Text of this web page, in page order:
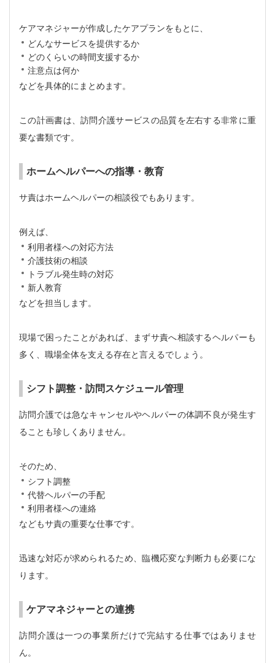
ケアマネジャーが作成したケアプランをもとに、
どんなサービスを提供するか
どのくらいの時間支援するか
注意点は何か
などを具体的にまとめます。
この計画書は、訪問介護サービスの品質を左右する非常に重
要な書類です。
ホームヘルパーへの指導・教育
サ責はホームヘルパーの相談役でもあります。
例えば、
利用者様への対応方法
介護技術の相談
トラブル発生時の対応
新人教育
などを担当します。
現場で困ったことがあれば、まずサ責へ相談するヘルパーも
多く、職場全体を支える存在と言えるでしょう。
シフト調整・訪問スケジュール管理
訪問介護では急なキャンセルやヘルパーの体調不良が発生す
ることも珍しくありません。
そのため、
シフト調整
代替ヘルパーの手配
利用者様への連絡
などもサ責の重要な仕事です。
迅速な対応が求められるため、臨機応変な判断力も必要にな
ります。
ケアマネジャーとの連携
訪問介護は一つの事業所だけで完結する仕事ではありませ
ん。